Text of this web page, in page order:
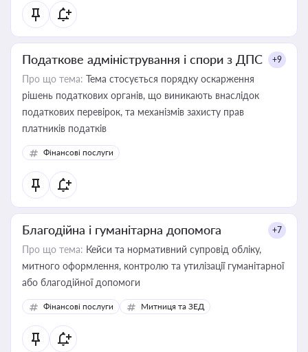
Податкове адміністрування і спори з ДПС +9
Про що тема: Тема стосується порядку оскарження
рішень податкових органів, що виникають внаслідок
податкових перевірок, та механізмів захисту прав
платників податків
Фінансові послуги
Благодійна і гуманітарна допомога +7
Про що тема: Кейси та нормативний супровід обліку,
митного оформлення, контролю та утилізації гуманітарної
або благодійної допомоги
Фінансові послуги Митниця та ЗЕД